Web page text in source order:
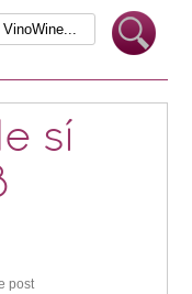
sí
post